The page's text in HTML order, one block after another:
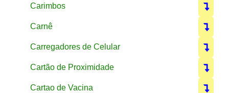
Carimbos
Carnê
Carregadores de Celular
Cartão de Proximidade
Cartao de Vacina